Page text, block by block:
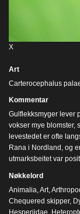
X
Art
Carterocephalus
Kommentar
Gulflekksmyger lever
vokser mye blomster,
levestedet er ofte
Rana i Nordland, og
utmarksbeitet var
Nøkkelord
Animalia Art
Chequered skipper,
Hesperiidae